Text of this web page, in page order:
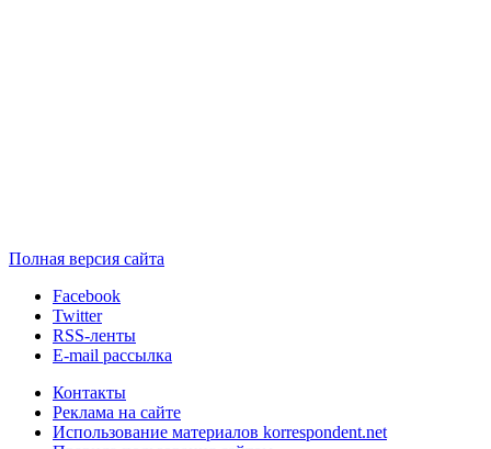
Полная версия сайта
Facebook
Twitter
RSS-ленты
E-mail рассылка
Контакты
Реклама на сайте
Использование материалов korrespondent.net